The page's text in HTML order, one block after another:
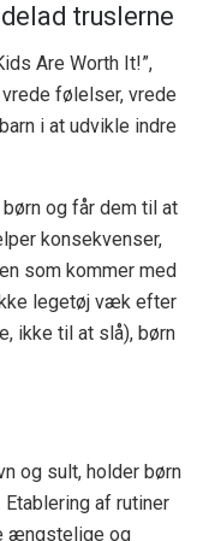
truslerne
Are Worth It!”,
følelser, vrede
i at udvikle indre
og får dem til at
konsekvenser,
som kommer med
legetøj væk efter
ikke til at slå), børn
og sult, holder børn
af rutiner
ængstelige og